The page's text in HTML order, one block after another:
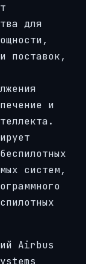
для
поставок,
и
систем,
Airbus